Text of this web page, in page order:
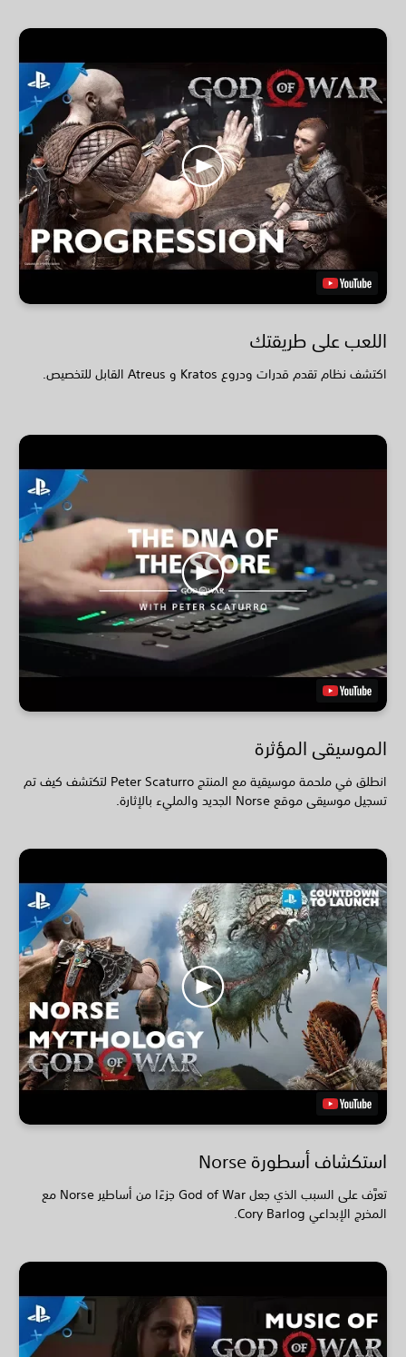
اللعب على طريقتك
اكتشف نظام تقدم قدرات ودروع Kratos و Atreus القابل للتخصيص.
الموسيقى المؤثرة
انطلق في ملحمة موسيقية مع المنتج Peter Scaturro لتكتشف كيف تم
تسجيل موسيقى موقع Norse الجديد والمليء بالإثارة.
استكشاف أسطورة Norse
تعرَّف على السبب الذي جعل God of War جزءًا من أساطير Norse مع
المخرج الإبداعي Cory Barlog.